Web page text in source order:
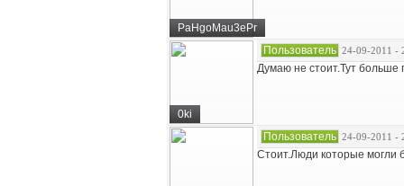
PaHgoMau3ePr
0ki
Пользователь 24-09-2011 -
Думаю не стоит.Тут больше
Пользователь 24-09-2011 -
Стоит.Люди которые могли